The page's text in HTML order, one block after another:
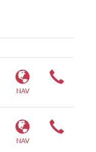
NAV
NAV